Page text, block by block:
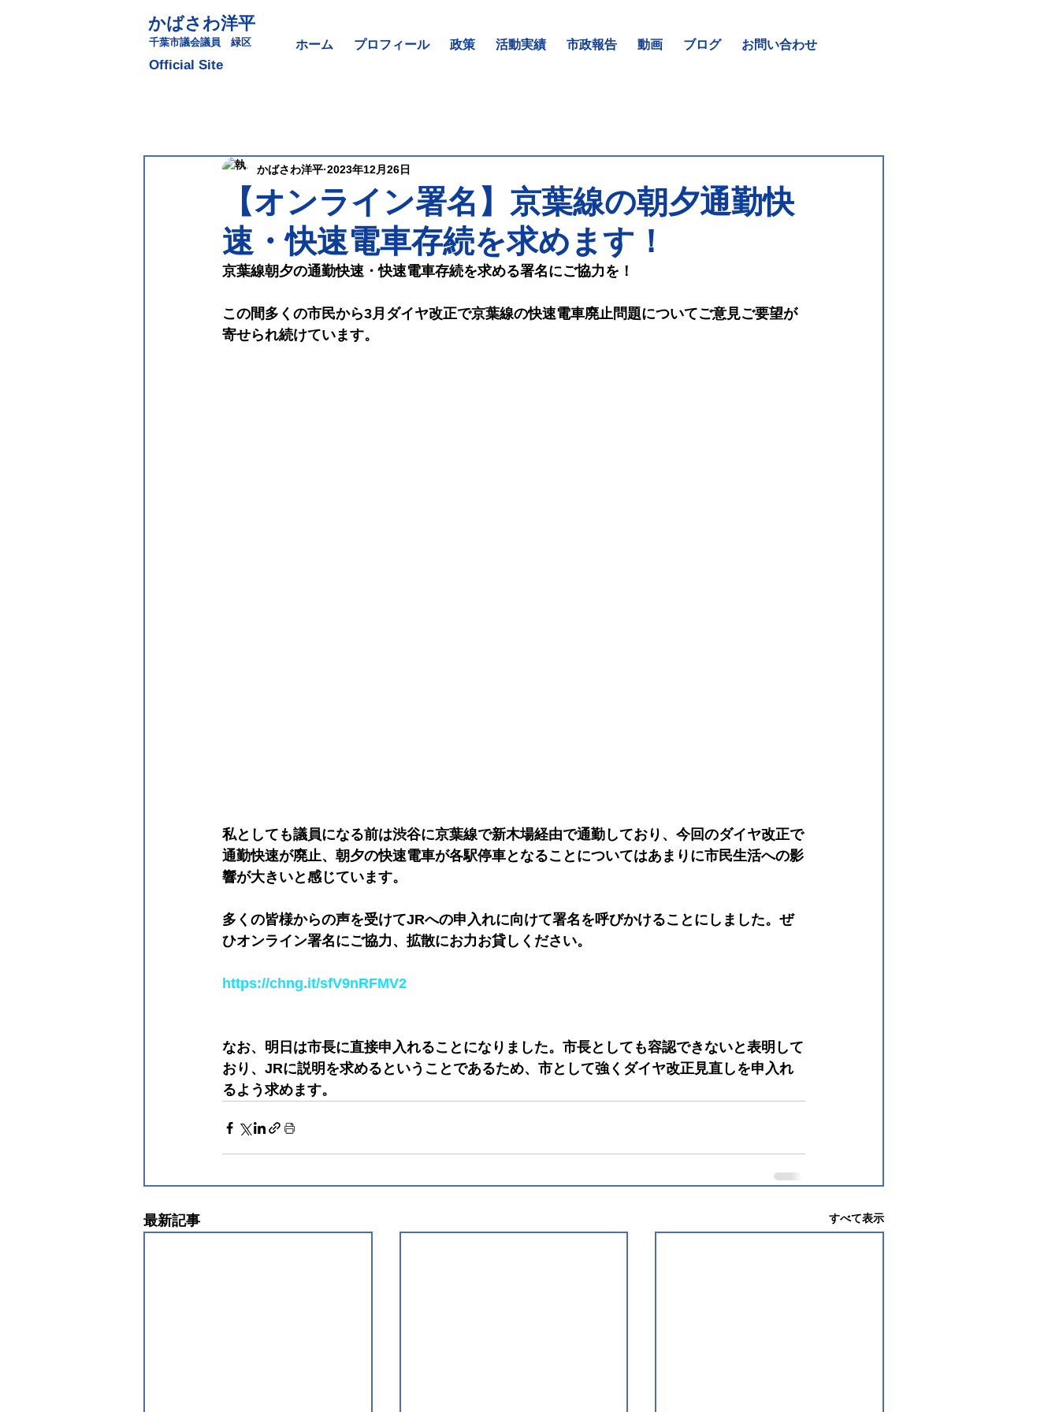
かばさわ洋平
​千葉市議会議員 緑区
​Official Site
ホーム プロフィール 政策 活動実績 市政報告 動画 ブログ お問い合わせ
【オンライン署名】京葉線の朝夕通勤快
速・快速電車存続を求めます！
かばさわ洋平 2023年12月26日
京葉線朝夕の通勤快速・快速電車存続を求める署名にご協力を！
この間多くの市民から3月ダイヤ改正で京葉線の快速電車廃止問題についてご意見ご要望が
寄せられ続けています。
私としても議員になる前は渋谷に京葉線で新木場経由で通勤しており、今回のダイヤ改正で
通勤快速が廃止、朝夕の快速電車が各駅停車となることについてはあまりに市民生活への影
響が大きいと感じています。
多くの皆様からの声を受けてJRへの申入れに向けて署名を呼びかけることにしました。ぜ
ひオンライン署名にご協力、拡散にお力お貸しください。
https://chng.it/sfV9nRFMV2
なお、明日は市長に直接申入れることになりました。市長としても容認できないと表明して
おり、JRに説明を求めるということであるため、市として強くダイヤ改正見直しを申入れ
るよう求めます。
最新記事 すべて表示